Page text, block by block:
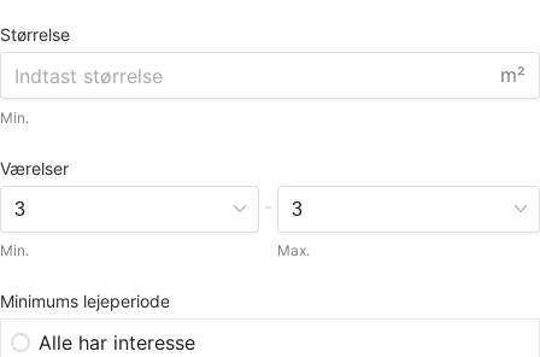
Størrelse
m²
Min.
Værelser
Min.
-
Max.
Minimums lejeperiode
Alle har interesse